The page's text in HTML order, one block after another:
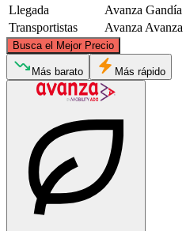
Llegada
Avanza Gandía
Transportistas
Avanza Avanza
Busca el Mejor Precio
Madrid
©
Más barato Más rápido